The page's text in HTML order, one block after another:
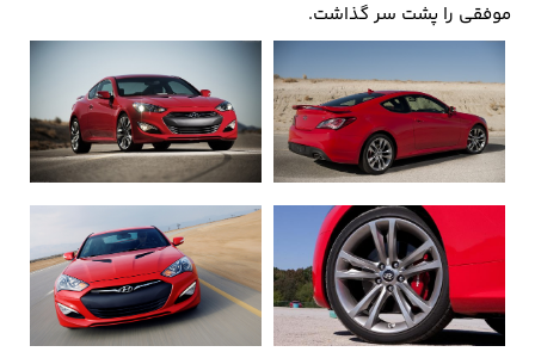
موفقی را پشت سر گذاشت.